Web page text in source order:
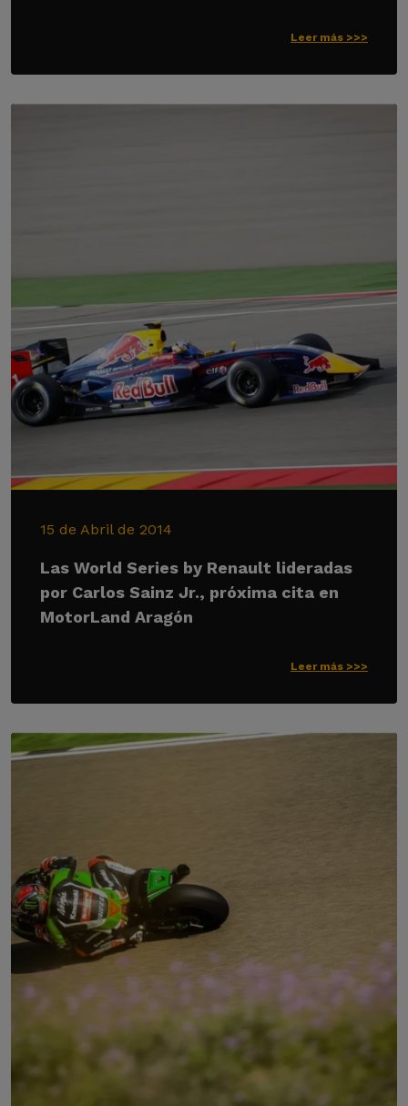
Leer más >>>
15 de Abril de 2014
Las World Series by Renault lideradas
por Carlos Sainz Jr., próxima cita en
MotorLand Aragón
Leer más >>>